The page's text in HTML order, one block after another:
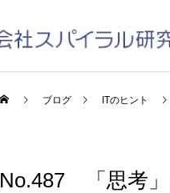
ブログ ITのヒント
No.487 「思考」